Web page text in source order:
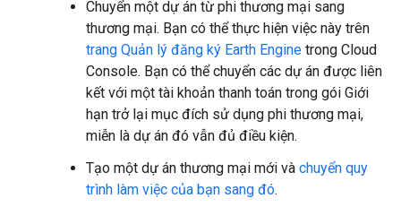
Chuyển một dự án từ phi thương mại sang
thương mại. Bạn có thể thực hiện việc này trên
trang Quản lý đăng ký Earth Engine trong Cloud
Console. Bạn có thể chuyển các dự án được liên
kết với một tài khoản thanh toán trong gói Giới
hạn trở lại mục đích sử dụng phi thương mại,
miễn là dự án đó vẫn đủ điều kiện.
Tạo một dự án thương mại mới và chuyển quy
trình làm việc của bạn sang đó.